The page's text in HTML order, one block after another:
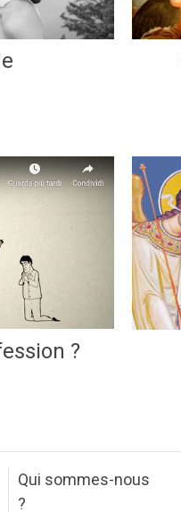
?
Qui sommes-nous
?